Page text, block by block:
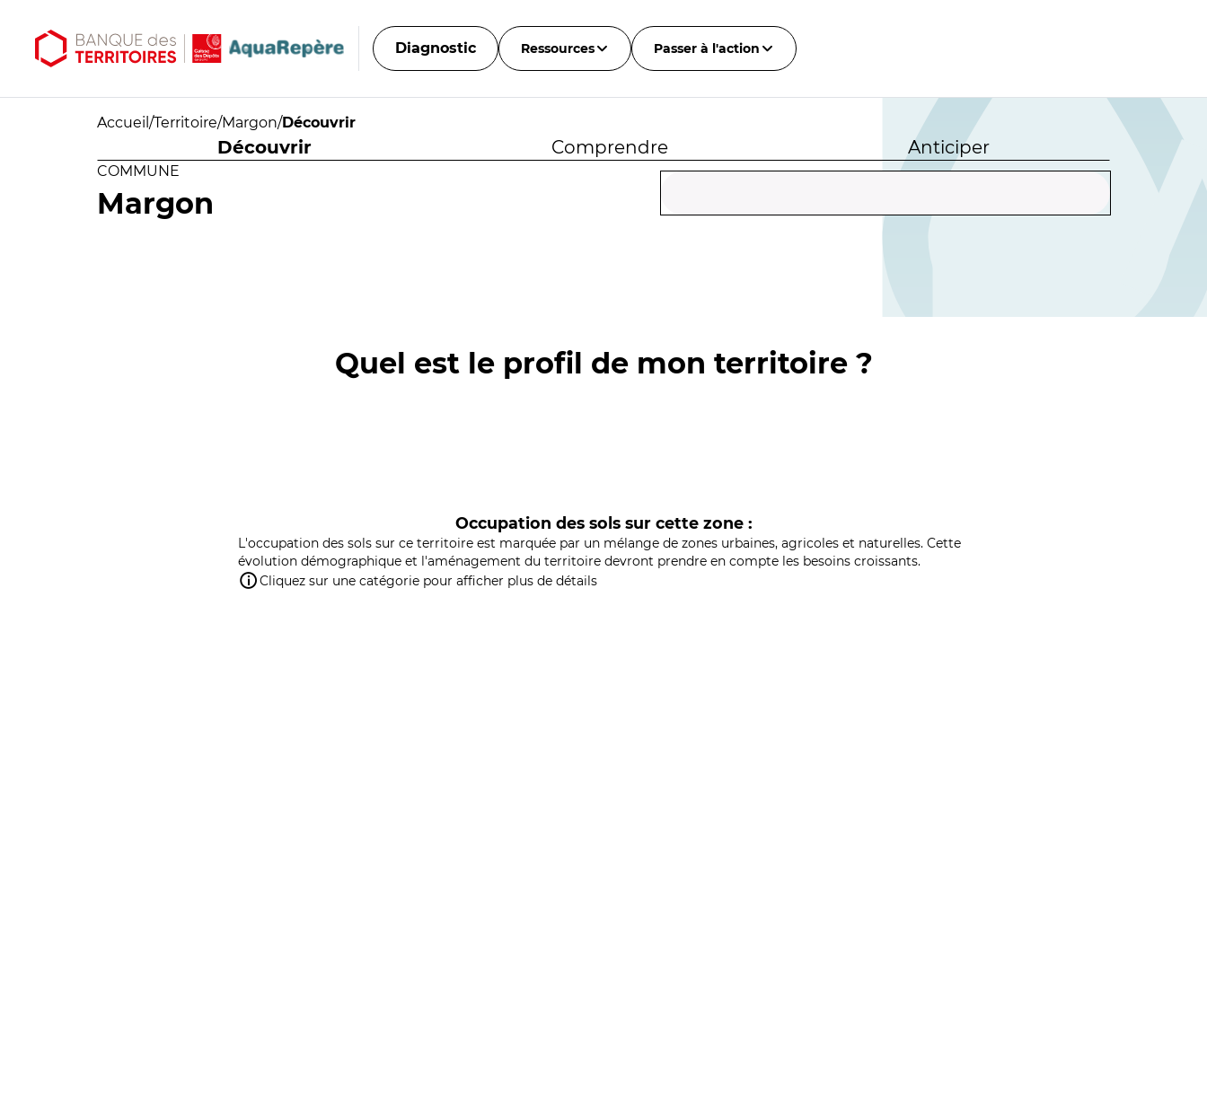
Diagnostic Ressources Passer à l'action
Accueil /Territoire/Margon/Découvrir
Découvrir Comprendre Anticiper
COMMUNE
Margon
Quel est le profil de mon territoire ?
Occupation des sols sur cette zone :
L'occupation des sols sur ce territoire est marquée par un mélange de zones urbaines, agricoles et naturelles. Cette
évolution démographique et l'aménagement du territoire devront prendre en compte les besoins croissants.
Cliquez sur une catégorie pour afficher plus de détails